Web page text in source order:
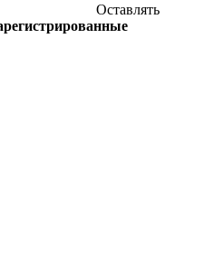
Оставлять